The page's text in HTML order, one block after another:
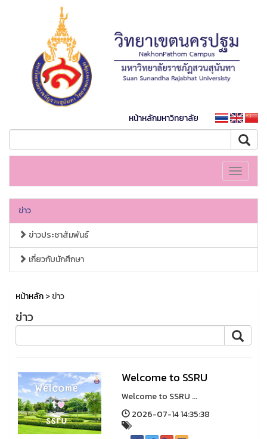
หน้าหลักมหาวิทยาลัย
Toggle
ข่าว
ข่าวประชาสัมพันธ์
เกี่ยวกับนักศึกษา
หน้าหลัก> ข่าว
ข่าว
Welcome to SSRU
Welcome to SSRU ...
2026-07-14 14:35:38